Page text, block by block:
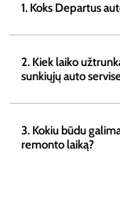
1. Koks Departus
2. Kiek laiko
sunkiųjų auto
3. Kokiu būdu
remonto laiką?